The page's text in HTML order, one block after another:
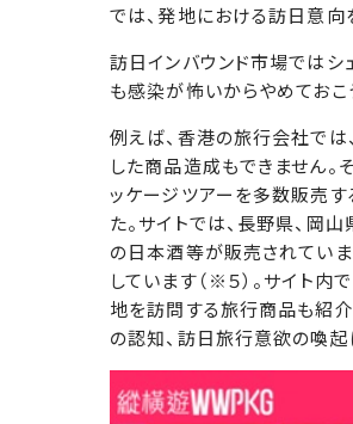
では、発地における訪日意向
訪日インバウンド市場ではシ
も感染が怖いからやめておこ
例えば、香港の旅行会社では
した商品造成もできません。
ッケージツアーを多数販売
た。サイトでは、長野県、岡
の日本酒等が販売されてい
しています（※５）。サイト
地を訪問する旅行商品も紹
の認知、訪日旅行意欲の喚起